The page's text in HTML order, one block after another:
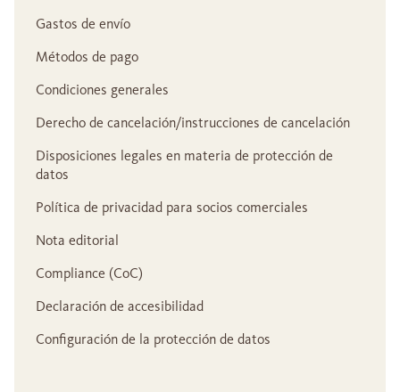
Gastos de envío
Métodos de pago
Condiciones generales
Derecho de cancelación/instrucciones de cancelación
Disposiciones legales en materia de protección de
datos
Política de privacidad para socios comerciales
Nota editorial
Compliance (CoC)
Declaración de accesibilidad
Configuración de la protección de datos